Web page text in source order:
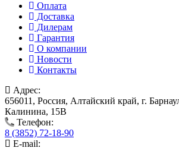
Оплата
Доставка
Дилерам
Гарантия
О компании
Новости
Контакты
Адрес:
656011, Россия, Алтайский край, г.
Калинина, 15В
Телефон:
8 (3852) 72-18-90
E-mail: